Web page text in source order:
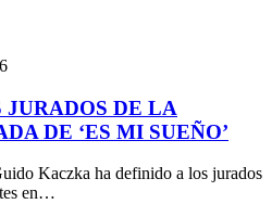
JURADOS DE LA
DE ‘ES MI SUEÑO’
Kaczka ha definido a los jurados
en…